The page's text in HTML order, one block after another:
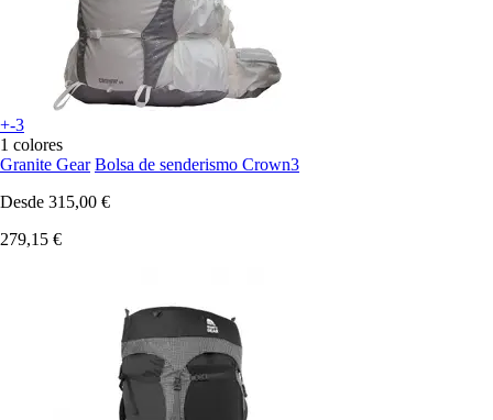
+-3
1 colores
Granite Gear Bolsa de senderismo Crown3
Desde 315,00 €
279,15 €